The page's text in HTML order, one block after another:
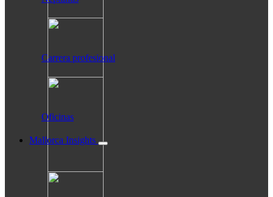
Carrera profesional
Oficinas
Mallorca Insights